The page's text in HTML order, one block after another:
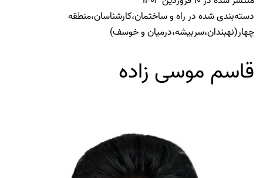
دسته‌بندی شده درراه و ساختمان،کارشناسان،منطقه
چهار(نهبندان،سربیشه،درمیان و خوسف)
قاسم موسی زاده